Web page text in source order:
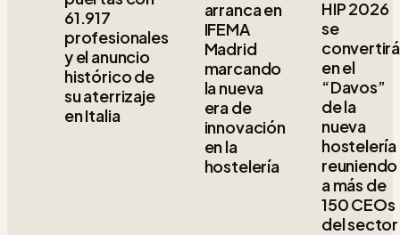
61.917
profesionales
y el anuncio
histórico de
su aterrizaje
en Italia
arranca en
IFEMA
Madrid
marcando
la nueva
era de
innovación
en la
hostelería
HIP 2026
se
convertirá
en el
“Davos”
de la
nueva
hostelería
reuniendo
a más de
150 CEOs
del sector